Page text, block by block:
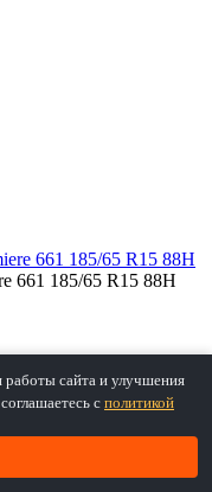
661 185/65 R15 88H
сайта и улучшения
с политикой